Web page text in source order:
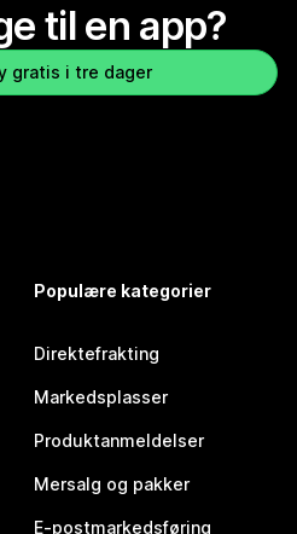
til en app?
gratis i tre dager
Populære kategorier
Direktefrakting
Markedsplasser
Produktanmeldelser
Mersalg og pakker
E-postmarkedsføring